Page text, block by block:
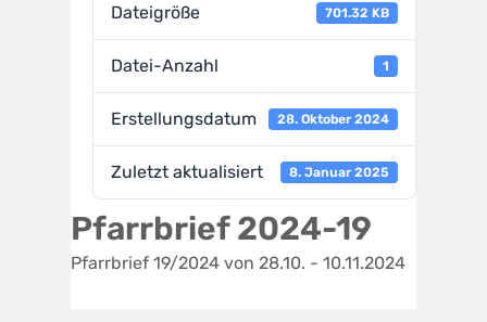
Dateigröße 701.32 KB
Datei-Anzahl 1
Erstellungsdatum 28. Oktober 2024
Zuletzt aktualisiert 8. Januar 2025
Pfarrbrief 2024-19
Pfarrbrief 19/2024 von 28.10. - 10.11.2024